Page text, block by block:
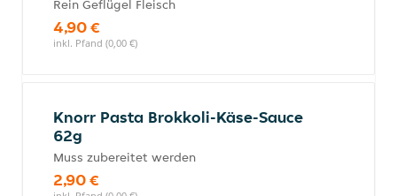
Rein Geflügel Fleisch
4,90 €
inkl. Pfand (0,00 €)
Knorr Pasta Brokkoli-Käse-Sauce
62g
Muss zubereitet werden
2,90 €